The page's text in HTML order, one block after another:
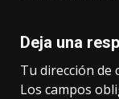
Deja una
Tu dirección de
Los campos